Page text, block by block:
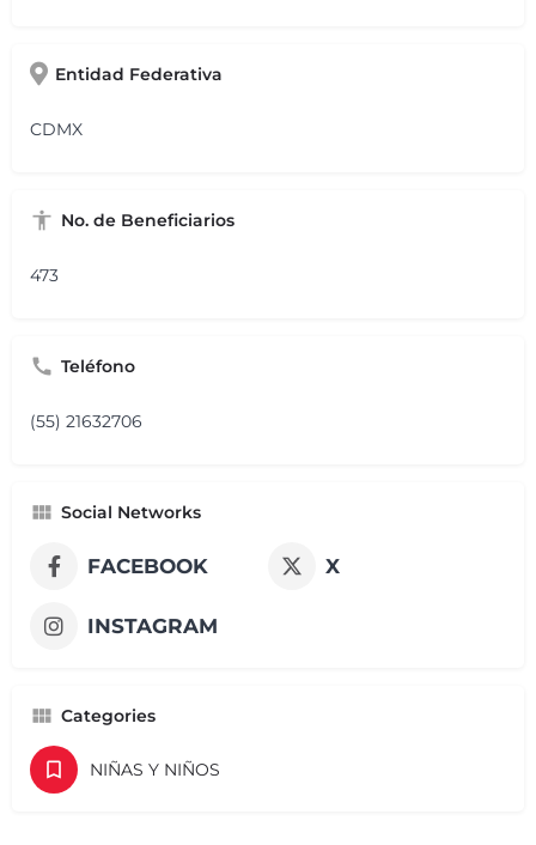
Entidad Federativa
CDMX
No. de Beneficiarios
473
Teléfono
(55) 21632706
Social Networks
FACEBOOK X
INSTAGRAM
Categories
NIÑAS Y NIÑOS